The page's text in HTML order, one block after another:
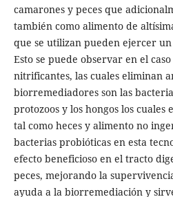
camarones y peces que
también como alimento de
que se utilizan pueden ejercer
Esto se puede observar en el
nitrificantes, las cuales eliminan
biorremediadores son las
protozoos y los hongos los
tal como heces y alimento no
bacterias probióticas en esta
efecto beneficioso en el tracto
peces, mejorando la
ayuda a la biorremediación y